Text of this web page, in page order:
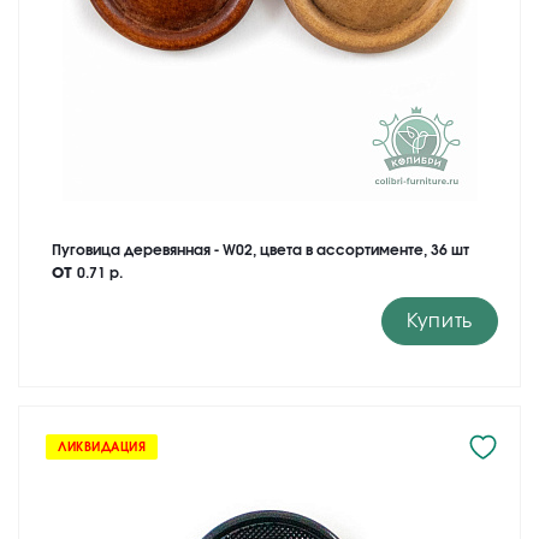
Пуговица деревянная - W02, цвета в ассортименте, 36 шт
от 0.71 р.
Купить
ЛИКВИДАЦИЯ